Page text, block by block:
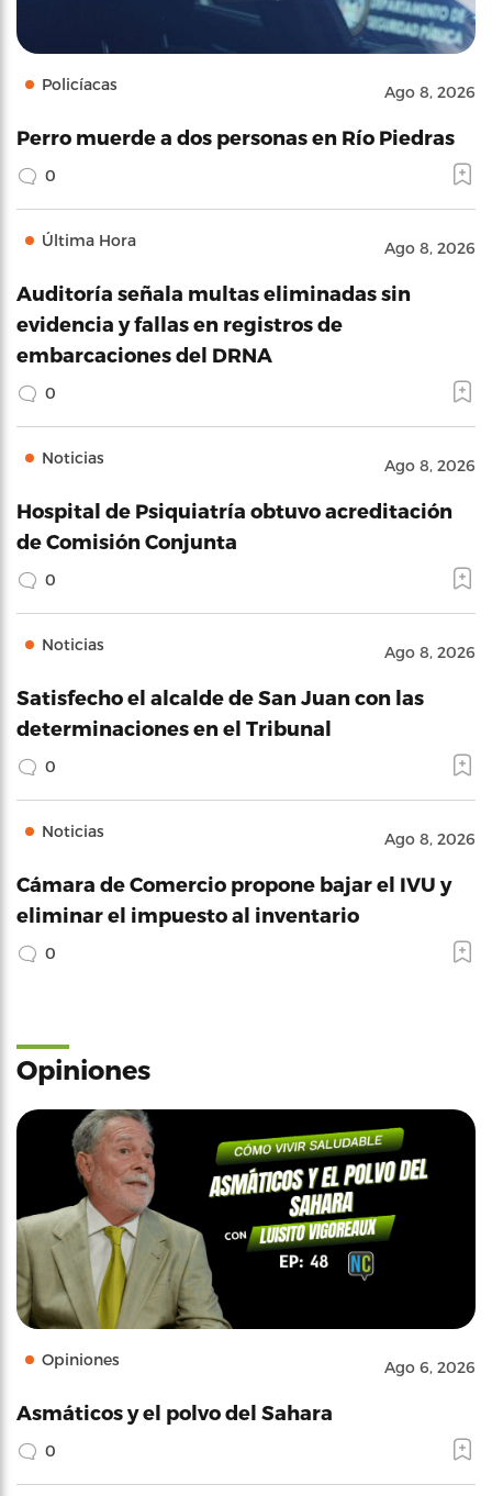
Policíacas Ago 8, 2026
Perro muerde a dos personas en Río Piedras
0
Última Hora Ago 8, 2026
Auditoría señala multas eliminadas sin
evidencia y fallas en registros de
embarcaciones del DRNA
0
Noticias Ago 8, 2026
Hospital de Psiquiatría obtuvo acreditación
de Comisión Conjunta
0
Noticias Ago 8, 2026
Satisfecho el alcalde de San Juan con las
determinaciones en el Tribunal
0
Noticias Ago 8, 2026
Cámara de Comercio propone bajar el IVU y
eliminar el impuesto al inventario
0
Opiniones
Opiniones Ago 6, 2026
Asmáticos y el polvo del Sahara
0